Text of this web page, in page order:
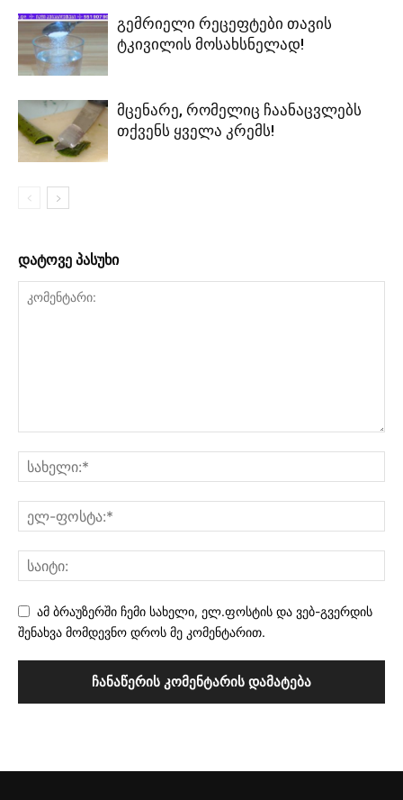
გემრიელი რეცეფტები თავის
ტკივილის მოსახსნელად!
მცენარე, რომელიც ჩაანაცვლებს
თქვენს ყველა კრემს!
დატოვე პასუხი
ამ ბრაუზერში ჩემი სახელი, ელ.ფოსტის და ვებ-გვერდის
შენახვა მომდევნო დროს მე კომენტარით.